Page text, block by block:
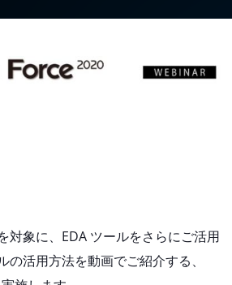
対象に、EDA ツールをさらにご活用
の活用方法を動画でご紹介する、